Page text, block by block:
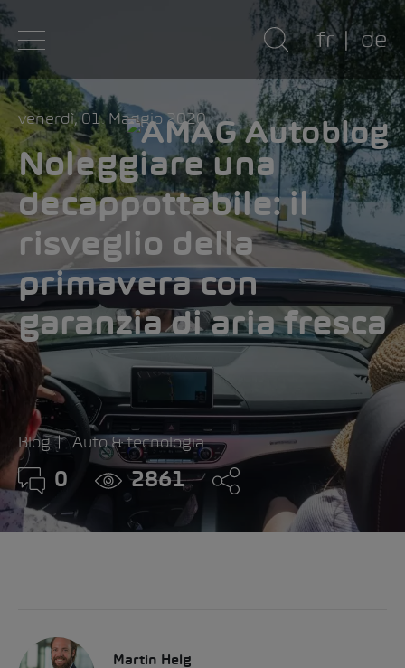
fr de
venerdì, 01. Maggio 2020
Noleggiare una
decappottabile: il
risveglio della
primavera con
garanzia di aria fresca
Blog Auto & tecnologia
0 2861
Martin Helg